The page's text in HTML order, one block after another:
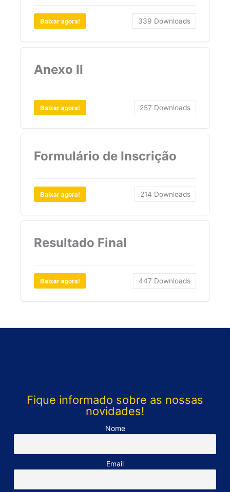
Baixar agora! 339 Downloads
Anexo II
Baixar agora! 257 Downloads
Formulário de Inscrição
Baixar agora! 214 Downloads
Resultado Final
Baixar agora! 447 Downloads
Fique informado sobre as nossas
novidades!
Nome
Email